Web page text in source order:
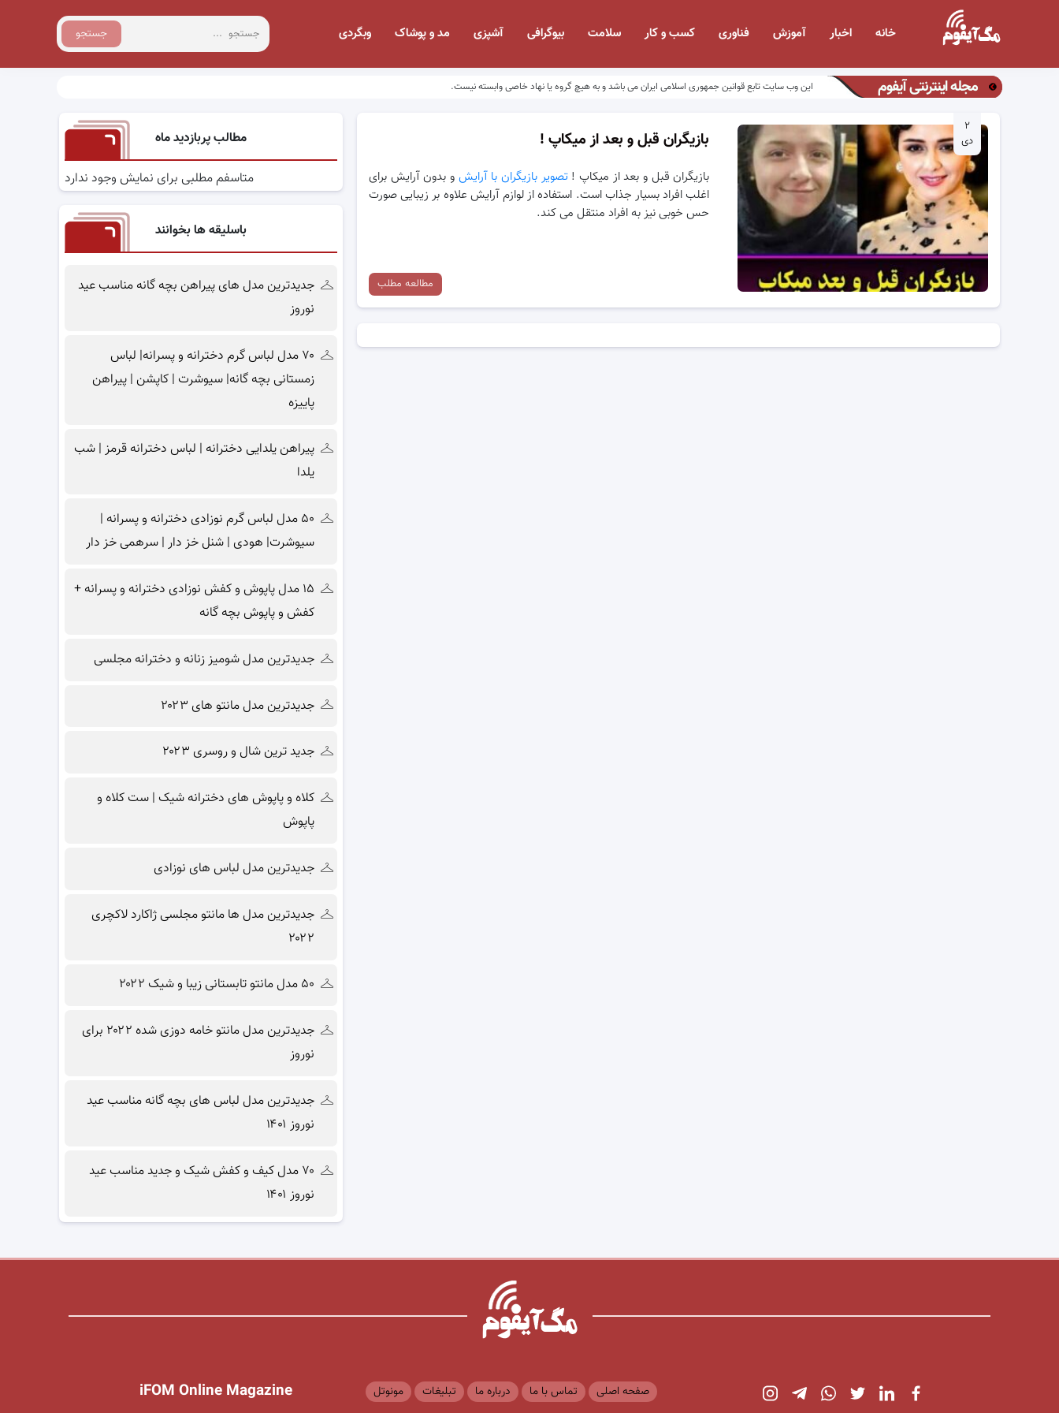
جستجو خانه اخبار آموزش فناوری کسب و کار سلامت بیوگرافی آشپزی مد و پوشاک وبگردی
مجله اینترنتی آیفوم این وب سایت تابع قوانین جمهوری اسلامی ایران می باشد و به هیچ گروه یا نهاد خاصی وابسته نیست.
۲
دی
بازیگران قبل و بعد از میکاپ !
بازیگران قبل و بعد از میکاپ !تصویر بازیگران با آرایش و بدون آرایش برای
اغلب افراد بسیار جذاب است. استفاده از لوازم آرایش علاوه بر زیبایی صورت
حس خوبی نیز به افراد منتقل می کند.
مطالعه مطلب
مطالب پربازدید ماه
متاسفم مطلبی برای نمایش وجود ندارد
باسلیقه ها بخوانند
جدیدترین مدل های پیراهن بچه گانه مناسب عید
نوروز
۷۰ مدل لباس گرم دخترانه و پسرانه| لباس
زمستانی بچه گانه| سیوشرت | کاپشن | پیراهن
پاییزه
پیراهن یلدایی دخترانه | لباس دخترانه قرمز | شب
یلدا
۵۰ مدل لباس گرم نوزادی دخترانه و پسرانه |
سیوشرت| هودی | شنل خز دار | سرهمی خز دار
۱۵ مدل پاپوش و کفش نوزادی دخترانه و پسرانه +
کفش و پاپوش بچه گانه
جدیدترین مدل شومیز زنانه و دخترانه مجلسی
جدیدترین مدل مانتو های ۲۰۲۳
جدید ترین شال و روسری ۲۰۲۳
کلاه و پاپوش های دخترانه شیک | ست کلاه و
پاپوش
جدیدترین مدل لباس های نوزادی
جدیدترین مدل ها مانتو مجلسی ژاکارد لاکچری
۲۰۲۲
۵۰ مدل مانتو تابستانی زیبا و شیک ۲۰۲۲
جدیدترین مدل مانتو خامه دوزی شده ۲۰۲۲ برای
نوروز
جدیدترین مدل لباس های بچه گانه مناسب عید
نوروز ۱۴۰۱
۷۰ مدل کیف و کفش شیک و جدید مناسب عید
نوروز ۱۴۰۱
iFOM Online Magazine صفحه اصلی تماس با ما درباره ما تبلیغات مونوتل